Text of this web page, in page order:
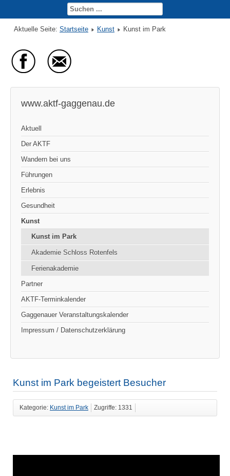
Aktuelle Seite: Startseite Kunst Kunst im Park
www.aktf-gaggenau.de
Aktuell
Der AKTF
Wandern bei uns
Führungen
Erlebnis
Gesundheit
Kunst
Kunst im Park
Akademie Schloss Rotenfels
Ferienakademie
Partner
AKTF-Terminkalender
Gaggenauer Veranstaltungskalender
Impressum / Datenschutzerklärung
Kunst im Park begeistert Besucher
Kategorie: Kunst im Park Zugriffe: 1331